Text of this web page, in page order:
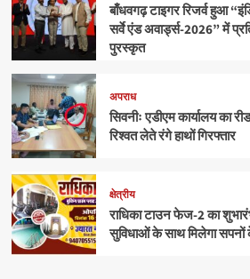
बाँधवगढ़ टाइगर रिजर्व हुआ
सर्वे एंड अवार्ड्स-2026” में
पुरस्कृत
अपराध
सिवनीः एडीएम कार्यालय का
रिश्वत लेते रंगे हाथों गिरफ्तार
क्षेत्रीय
राधिका टाउन फेज-2 का
सुविधाओं के साथ मिलेगा